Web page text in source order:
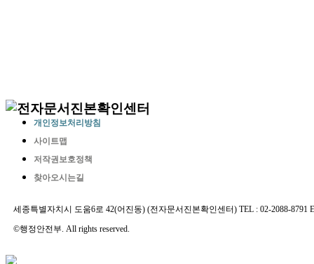
개인정보처리방침
사이트맵
저작권보호정책
찾아오시는길
세종특별자치시 도움6로 42(어진동) (전자문서진본확인센터) TEL : 02-2088-8791
©행정안전부. All rights reserved.